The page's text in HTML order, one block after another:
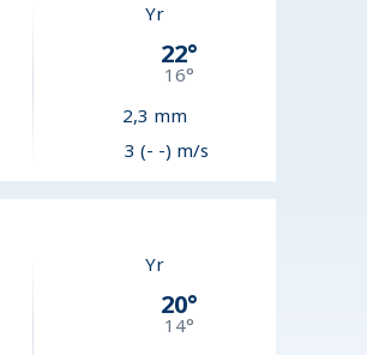
Yr
22°
16°
2,3 mm
3 (- -) m/s
Yr
20°
14°